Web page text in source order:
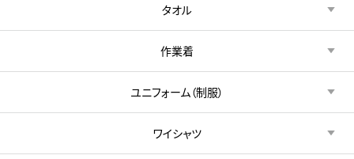
タオル
作業着
ユニフォーム（制服）
ワイシャツ